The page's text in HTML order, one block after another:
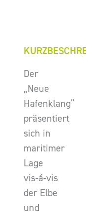
Der
„Neue
Hafenklang“
präsentiert
sich in
maritimer
Lage
vis-á-vis
der Elbe
und